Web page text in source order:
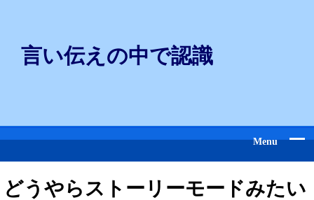
言い伝えの中で認識
Menu
どうやらストーリーモードみたい